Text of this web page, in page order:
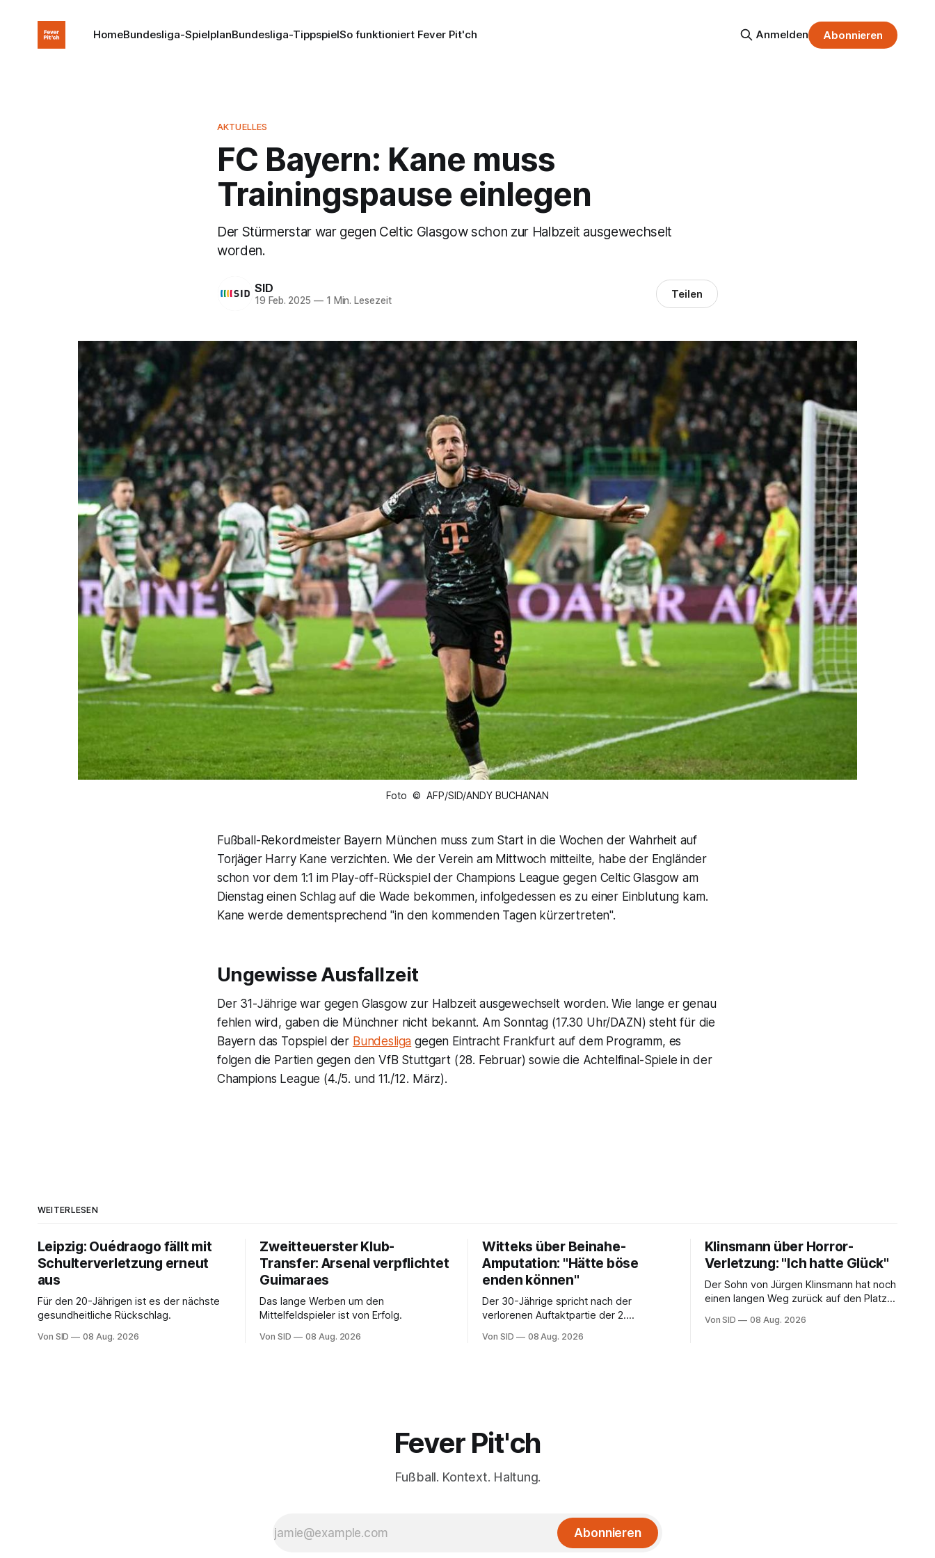
HomeBundesliga-SpielplanBundesliga-TippspielSo funktioniert Fever Pit'ch Anmelden Abonnieren
AKTUELLES
FC Bayern: Kane muss
Trainingspause einlegen
Der Stürmerstar war gegen Celtic Glasgow schon zur Halbzeit ausgewechselt
worden.
SID
19 Feb. 2025 —1 Min. Lesezeit Teilen
Foto © AFP/SID/ANDY BUCHANAN
Fußball-Rekordmeister Bayern München muss zum Start in die Wochen der Wahrheit auf
Torjäger Harry Kane verzichten. Wie der Verein am Mittwoch mitteilte, habe der Engländer
schon vor dem 1:1 im Play-off-Rückspiel der Champions League gegen Celtic Glasgow am
Dienstag einen Schlag auf die Wade bekommen, infolgedessen es zu einer Einblutung kam.
Kane werde dementsprechend "in den kommenden Tagen kürzertreten".
Ungewisse Ausfallzeit
Der 31-Jährige war gegen Glasgow zur Halbzeit ausgewechselt worden. Wie lange er genau
fehlen wird, gaben die Münchner nicht bekannt. Am Sonntag (17.30 Uhr/DAZN) steht für die
Bayern das Topspiel der Bundesliga gegen Eintracht Frankfurt auf dem Programm, es
folgen die Partien gegen den VfB Stuttgart (28. Februar) sowie die Achtelfinal-Spiele in der
Champions League (4./5. und 11./12. März).
WEITERLESEN
Leipzig: Ouédraogo fällt mit
Schulterverletzung erneut
aus
Für den 20-Jährigen ist es der nächste
gesundheitliche Rückschlag.
Von SID 08 Aug. 2026
Zweitteuerster Klub-
Transfer: Arsenal verpflichtet
Guimaraes
Das lange Werben um den
Mittelfeldspieler ist von Erfolg.
Von SID 08 Aug. 2026
Witteks über Beinahe-
Amputation: "Hätte böse
enden können"
Der 30-Jährige spricht nach der
verlorenen Auftaktpartie der 2.
Schreckensstunden.
Von SID 08 Aug. 2026
Klinsmann über Horror-
Verletzung: "Ich hatte Glück"
Der Sohn von Jürgen Klinsmann hat noch
einen langen Weg zurück auf den Platz
Von SID 08 Aug. 2026
Fever Pit'ch
Fußball. Kontext. Haltung.
Abonnieren